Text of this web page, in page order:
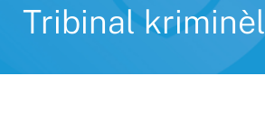
Tribinal kriminèl